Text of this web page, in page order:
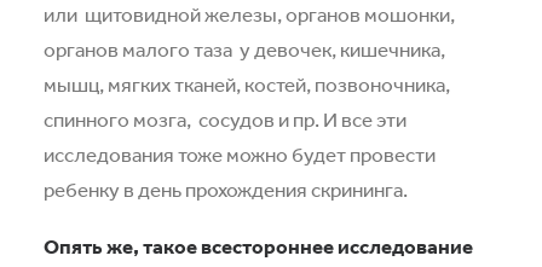
или щитовидной железы, органов мошонки,
органов малого таза у девочек, кишечника,
мышц, мягких тканей, костей, позвоночника,
спинного мозга, сосудов и пр. И все эти
исследования тоже можно будет провести
ребенку в день прохождения скрининга.
Опять же, такое всестороннее исследование